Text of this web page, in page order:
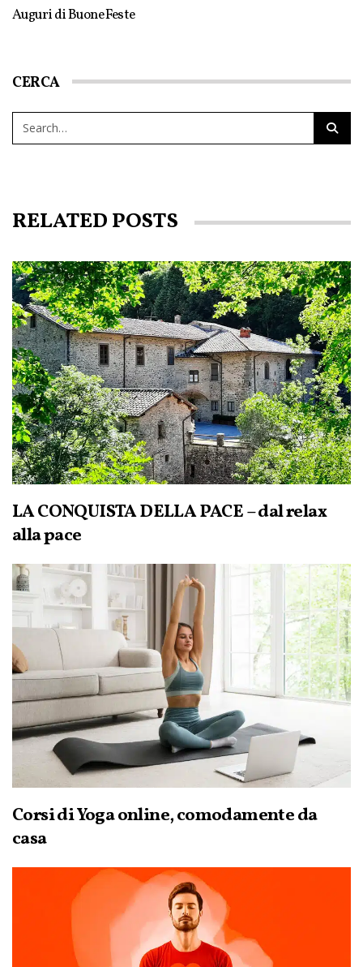
Auguri di Buone Feste
CERCA
RELATED POSTS
LA CONQUISTA DELLA PACE – dal relax
alla pace
Corsi di Yoga online, comodamente da
casa